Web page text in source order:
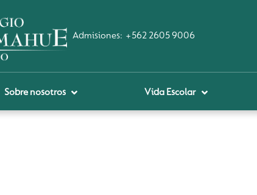
Admisiones: +562 2605 9006
Sobre nosotros Vida Escolar